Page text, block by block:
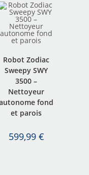
Robot Zodiac
Sweepy SWY
3500 –
Nettoyeur
fond
et parois
599,99 €